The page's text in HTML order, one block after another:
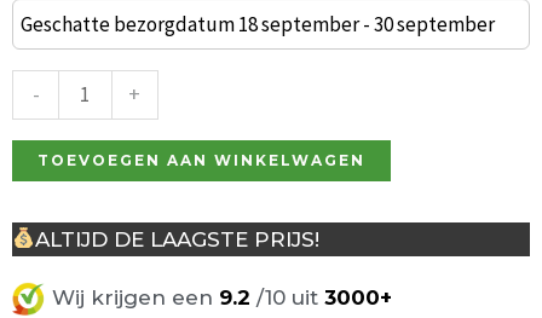
Geschatte bezorgdatum 18 september - 30 september
-
street
barkruk
76cm
aantal
+
TOEVOEGEN AAN WINKELWAGEN
ALTIJD DE LAAGSTE PRIJS!
Wij krijgen een 9.2 /10 uit 3000+